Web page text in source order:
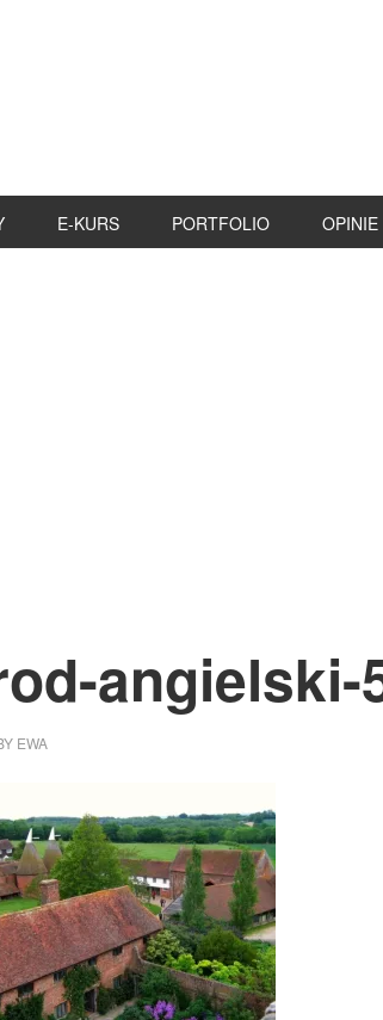
E-KURS PORTFOLIO OPINIE
angielski-
EWA